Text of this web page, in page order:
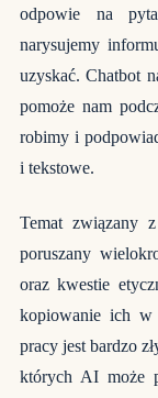
odpowie na
narysujemy
uzyskać. Chatbot
pomoże nam
robimy i
i tekstowe.
Temat związany
poruszany
oraz kwestie
kopiowanie ich w
pracy jest bardzo
których AI może